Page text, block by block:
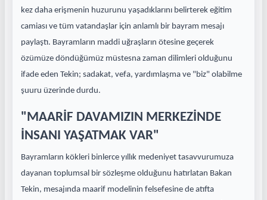
kez daha erişmenin huzurunu yaşadıklarını belirterek eğitim
camiası ve tüm vatandaşlar için anlamlı bir bayram mesajı
paylaştı. Bayramların maddi uğraşların ötesine geçerek
özümüze döndüğümüz müstesna zaman dilimleri olduğunu
ifade eden Tekin; sadakat, vefa, yardımlaşma ve "biz" olabilme
şuuru üzerinde durdu.
"MAARİF DAVAMIZIN MERKEZİNDE
İNSANI YAŞATMAK VAR"
Bayramların kökleri binlerce yıllık medeniyet tasavvurumuza
dayanan toplumsal bir sözleşme olduğunu hatırlatan Bakan
Tekin, mesajında maarif modelinin felsefesine de atıfta